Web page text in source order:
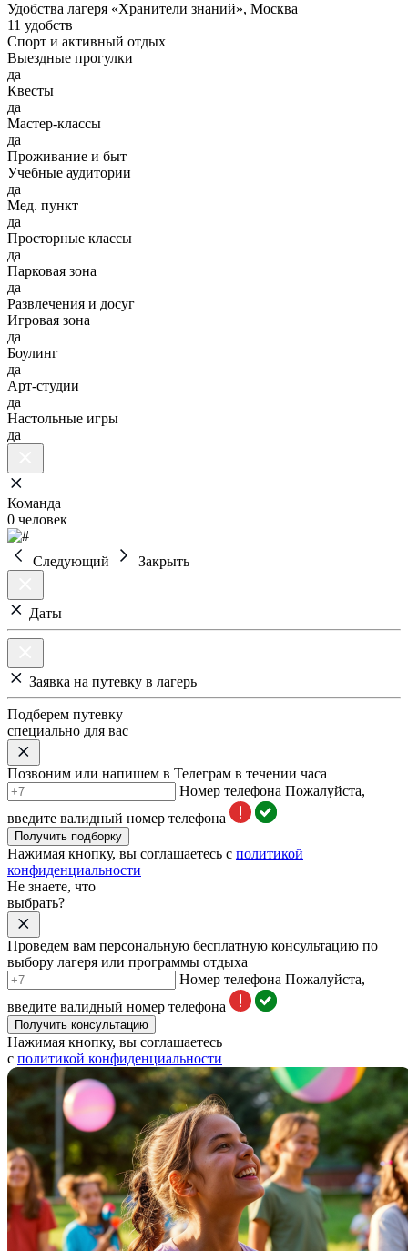
Удобства лагеря «Хранители знаний», Москва
11 удобств
Спорт и активный отдых
Выездные прогулки
да
Квесты
да
Мастер-классы
да
Проживание и быт
Учебные аудитории
да
Мед. пункт
да
Просторные классы
да
Парковая зона
да
Развлечения и досуг
Игровая зона
да
Боулинг
да
Арт-студии
да
Настольные игры
да
Команда
0 человек
Следующий Закрыть
Даты
Заявка на путевку в лагерь
Подберем путевку
специально для вас
Позвоним или напишем в Телеграм в течении часа
Номер телефона Пожалуйста,
введите валидный номер телефона
Получить подборку
Нажимая кнопку, вы соглашаетесь с политикой
конфиденциальности
Не знаете, что
выбрать?
Проведем вам персональную бесплатную консультацию по
выбору лагеря или программы отдыха
Номер телефона Пожалуйста,
введите валидный номер телефона
Получить консультацию
Нажимая кнопку, вы соглашаетесь
с политикой конфиденциальности